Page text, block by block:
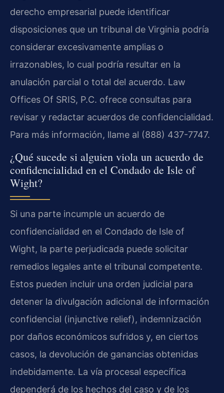
derecho empresarial puede identificar
disposiciones que un tribunal de Virginia podría
considerar excesivamente amplias o
irrazonables, lo cual podría resultar en la
anulación parcial o total del acuerdo. Law
Offices Of SRIS, P.C. ofrece consultas para
revisar y redactar acuerdos de confidencialidad.
Para más información, llame al (888) 437-7747.
¿Qué sucede si alguien viola un acuerdo de
confidencialidad en el Condado de Isle of
Wight?
Si una parte incumple un acuerdo de
confidencialidad en el Condado de Isle of
Wight, la parte perjudicada puede solicitar
remedios legales ante el tribunal competente.
Estos pueden incluir una orden judicial para
detener la divulgación adicional de información
confidencial (injunctive relief), indemnización
por daños económicos sufridos y, en ciertos
casos, la devolución de ganancias obtenidas
indebidamente. La vía procesal específica
dependerá de los hechos del caso y de los